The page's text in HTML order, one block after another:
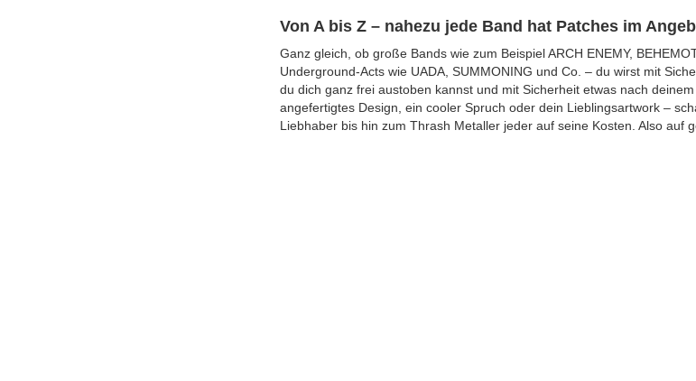
Von A bis Z – nahezu jede Band hat Patches im
Ganz gleich, ob große Bands wie zum Beispiel ARCH ENEMY,
Underground-Acts wie UADA, SUMMONING und Co. – du wirst mit
du dich ganz frei austoben kannst und mit Sicherheit etwas nach
angefertigtes Design, ein cooler Spruch oder dein Lieblingsartwork –
Liebhaber bis hin zum Thrash Metaller jeder auf seine Kosten. Also auf